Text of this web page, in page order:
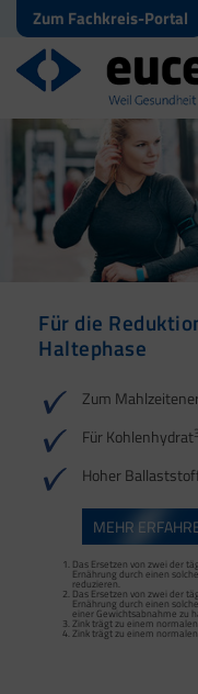
Zum Fachkreis-Portal
Für die
Haltephase
Zum
Für Kohlenhydrat3
Hoher
MEHR
Das Ersetzen von zwei der
Ernährung durch einen
reduzieren.
Das Ersetzen von zwei der
Ernährung durch einen
einer Gewichtsabnahme zu
Zink trägt zu einem
Zink trägt zu einem
Für die
Haltephase
3
Das Ersetzen von zwei der
Ernährung durch einen
reduzieren.
Das Ersetzen von zwei der
Ernährung durch einen
einer Gewichtsabnahme zu